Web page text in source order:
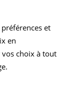
et
en
vos choix à tout